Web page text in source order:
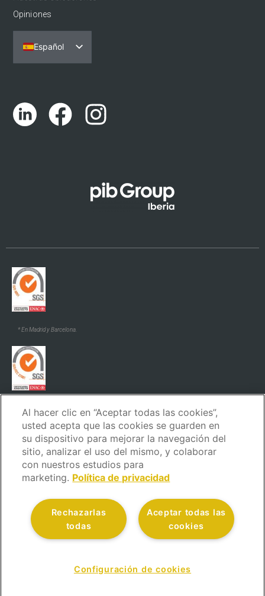
Opiniones
Español
Português
Català
Euskara
* En Madrid y Barcelona.
* En Madrid y Barcelona.
Aviso Legal Política de privacidad Política de cookies
Política de seguridad
Código ético y de conducta
Canal de denuncias
Atención al Cliente Política de calidad
© Todos los derechos reservados.
Al hacer clic en “Aceptar todas las cookies”,
usted acepta que las cookies se guarden en
su dispositivo para mejorar la navegación del
sitio, analizar el uso del mismo, y colaborar
con nuestros estudios para
marketing. Política de privacidad
Aceptar todas las
cookies
Rechazarlas
todas
Configuración de cookies